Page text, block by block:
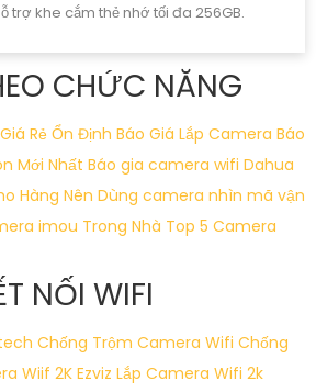
trợ khe cắm thẻ nhớ tối đa 256GB.
CHỨC NĂNG
Rẻ Ổn Định Báo Giá Lắp Camera Báo
Mới Nhất Báo gia camera wifi Dahua
Hàng Nên Dùng camera nhìn mã vận
imou Trong Nhà Top 5 Camera
NỐI WIFI
Chống Trộm Camera Wifi Chống
Wiif 2K Ezviz Lắp Camera Wifi 2k